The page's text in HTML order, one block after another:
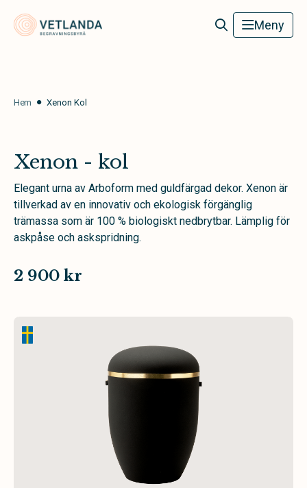
Meny
Hem Xenon Kol
Xenon - kol
Elegant urna av Arboform med guldfärgad dekor. Xenon är
tillverkad av en innovativ och ekologisk förgänglig
trämassa som är 100 % biologiskt nedbrytbar. Lämplig för
askpåse och askspridning.
2 900 kr